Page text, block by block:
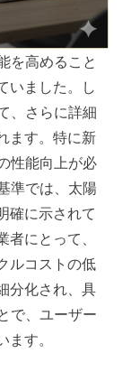
を高めること
いました。し
、さらに詳細
ます。特に新
性能向上が必
準では、太陽
確に示されて
にとって、
ルコストの低
分化され、具
で、ユーザー
ます。